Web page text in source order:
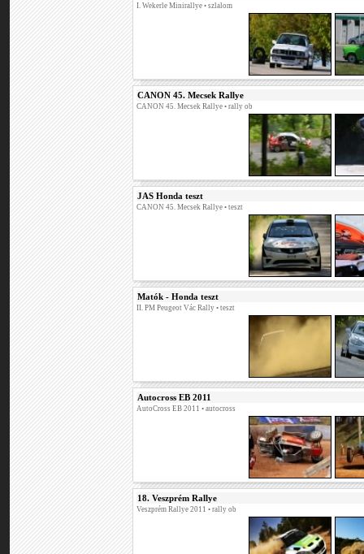
I. Wekerle Minirallye • szlalom
CANON 45. Mecsek Rallye
CANON 45. Mecsek Rallye • rally ob
JAS Honda teszt
CANON 45. Mecsek Rallye • teszt
Matók - Honda teszt
II. PM Peugeot Vác Rally • teszt
Autocross EB 2011
AutoCross EB 2011 • autocross
18. Veszprém Rallye
Veszprém Rallye 2011 • rally ob